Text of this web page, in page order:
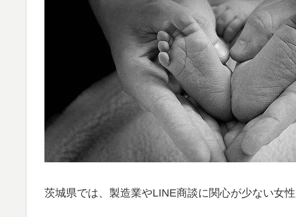
茨城県では、製造業やLINE商談に関心が少ない女性